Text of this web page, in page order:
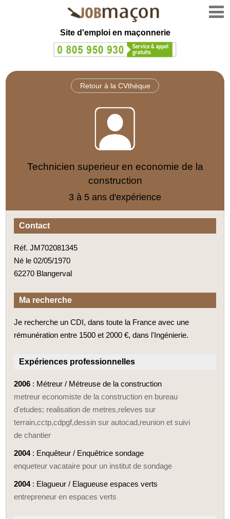
Site d'emploi en maçonnerie
Retour à la CVthèque
Technicien superieur en economie de la
construction
3 à 5 ans d'expérience
Contact
Réf. JM702081345
Né le 02/05/1970
62270 Blangerval
Ma recherche
Je recherche un CDI, dans toute la France avec une
rémunération entre 1500 et 2000 €, dans l'Ingénierie.
Expériences professionnelles
2006 : Métreur / Métreuse de la construction
metreur economiste de la construction en bureau
d'etudes; realisation de metres,releves sur
terrain,cctp,cdpgf,dessin sur autocad,reunion et suivi
de chantier
2004: Enquêteur / Enquêtrice sondage
enqueteur vacataire pour un institut de sondage
2004: Elagueur / Elagueuse espaces verts
entrepreneur en espaces verts